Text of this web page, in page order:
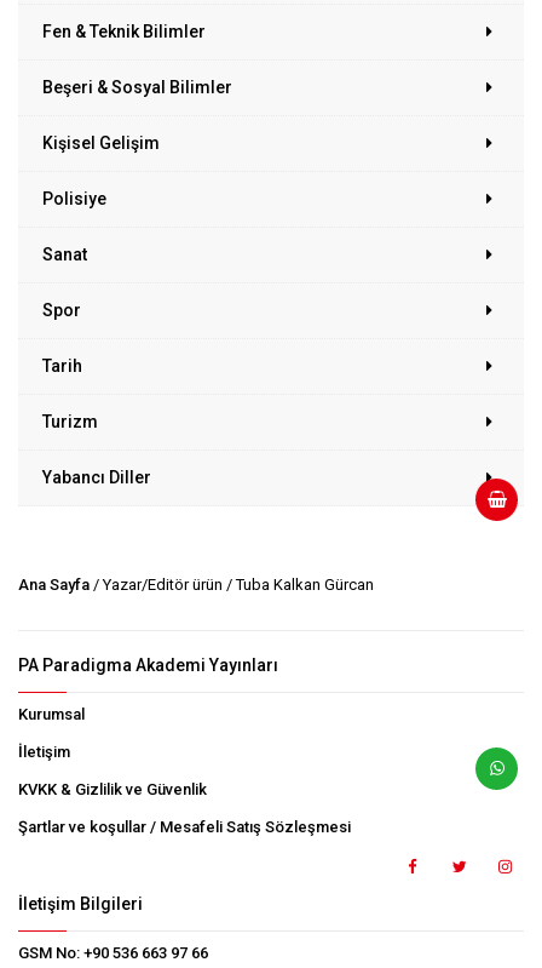
Fen & Teknik Bilimler
Beşeri & Sosyal Bilimler
Kişisel Gelişim
Polisiye
Sanat
Spor
Tarih
Turizm
Yabancı Diller
Ana Sayfa / Yazar/Editör ürün / Tuba Kalkan Gürcan
PA Paradigma Akademi Yayınları
Kurumsal
İletişim
KVKK & Gizlilik ve Güvenlik
Şartlar ve koşullar / Mesafeli Satış Sözleşmesi
İletişim Bilgileri
GSM No: +90 536 663 97 66